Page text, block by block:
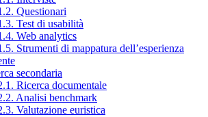
Questionari
Test di usabilità
Web analytics
Strumenti di mappatura dell’esperienza
secondaria
Ricerca documentale
Analisi benchmark
Valutazione euristica